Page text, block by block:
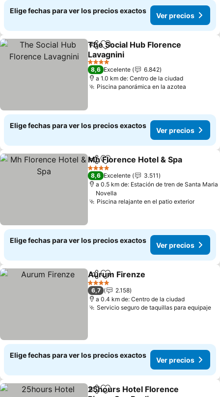
Elige fechas para ver los precios exactos
Ver precios
Compartir
Agregar a favoritos
The Social Hub Florence
Lavagnini
Ver precios
4 Estrellas
8,6 Excelente
6.842
a 1.0 km de: Centro de la ciudad
Piscina panorámica en la azotea
Elige fechas para ver los precios exactos
Ver precios
CompartirAgregar a favoritos
Mh Florence Hotel & Spa
4 Estrellas
8,6 Excelente
3.511
a 0.5 km de: Estación de tren de Santa Maria
Novella
Piscina relajante en el patio exteriorVer
Elige fechas para ver los precios exactos
Ver precios
CompartirAgregar a favoritos
Aurum Firenze
4 Estrellas
6,7
2.158
a 0.4 km de: Centro de la ciudad
Servicio seguro de taquillas para equipaje
Elige fechas para ver los precios exactos
Ver precios
CompartirAgregar a favoritos
25hours Hotel Florence